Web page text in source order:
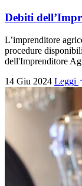
Debiti
L’imprenditore
procedure
dell'Imprenditore
14 Giu 2024 Leggi